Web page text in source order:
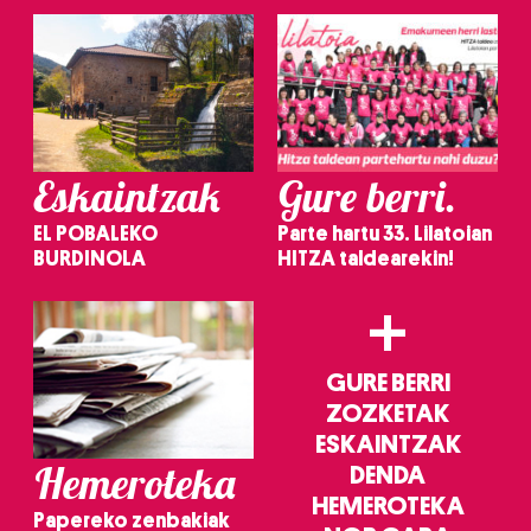
Eskaintzak
EL POBALEKO
BURDINOLA
Gure berri.
Parte hartu 33. Lilatoian
HITZA taldearekin!
Hemeroteka
Papereko zenbakiak
+
GURE BERRI
ZOZKETAK
ESKAINTZAK
DENDA
HEMEROTEKA